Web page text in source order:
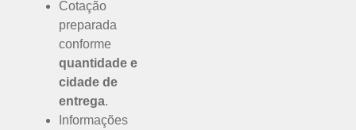
Cotação
preparada
conforme
quantidade e
cidade de
entrega.
Informações